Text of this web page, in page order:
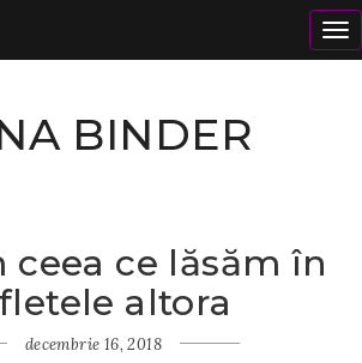
BINDER
ceea ce lăsăm în
altora
decembrie 16, 2018